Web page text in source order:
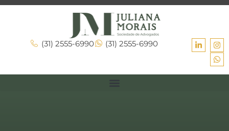
(31) 2555-6990 (31) 2555-6990